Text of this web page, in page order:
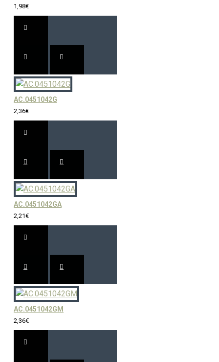
1,98€
AC.0451042G
2,36€
AC.0451042GA
2,21€
AC.0451042GM
2,36€